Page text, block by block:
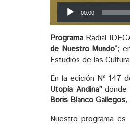
00:00
Programa Radial
de Nuestro Mundo”;
Estudios de las
En la edición Nº 147
Utopía Andina”donde
Boris Blanco Gallegos,
Nuestro programa es